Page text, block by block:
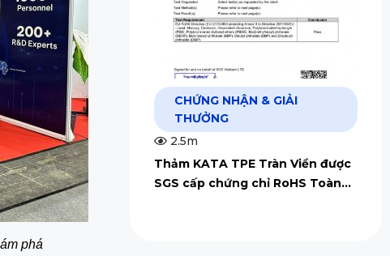
phá
CHỨNG NHẬN & GIẢI
THƯỞNG
2.5m
Thảm KATA TPE Tràn Viền được
SGS cấp chứng chỉ RoHS Toàn